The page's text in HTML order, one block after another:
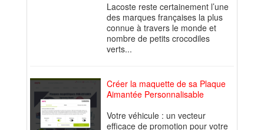
Lacoste reste certainement l’une
des marques françaises la plus
connue à travers le monde et
nombre de petits crocodiles
verts...
Créer la maquette de sa Plaque
Aimantée Personnalisable
Votre véhicule : un vecteur
efficace de promotion pour votre